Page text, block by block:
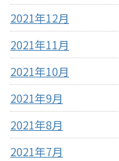
2021年12月
2021年11月
2021年10月
2021年9月
2021年8月
2021年7月